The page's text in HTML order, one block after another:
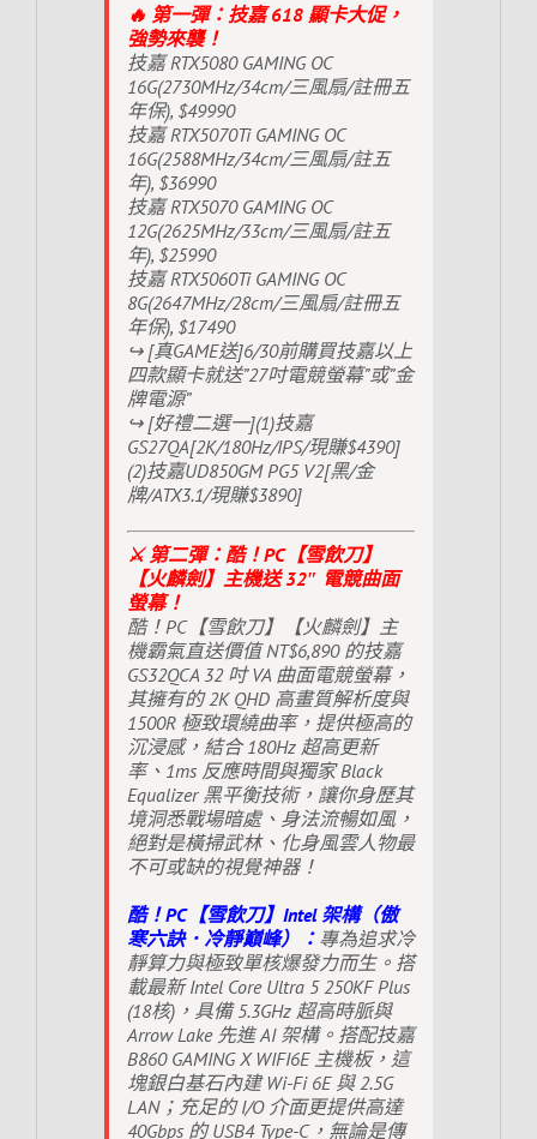
🔥 第一彈：技嘉 618 顯卡大促，
強勢來襲！
技嘉 RTX5080 GAMING OC
16G(2730MHz/34cm/三風扇/註冊五
年保), $49990
技嘉 RTX5070Ti GAMING OC
16G(2588MHz/34cm/三風扇/註五
年), $36990
技嘉 RTX5070 GAMING OC
12G(2625MHz/33cm/三風扇/註五
年), $25990
技嘉 RTX5060Ti GAMING OC
8G(2647MHz/28cm/三風扇/註冊五
年保), $17490
↪ [真GAME送]6/30前購買技嘉以上
四款顯卡就送”27吋電競螢幕”或”金
牌電源”
↪ [好禮二選一](1)技嘉
GS27QA[2K/180Hz/IPS/現賺$4390]
(2)技嘉UD850GM PG5 V2[黑/金
牌/ATX3.1/現賺$3890]
⚔️ 第二彈：酷！PC【雪飲刀】
【火麟劍】主機送 32″ 電競曲面
螢幕！
酷！PC【雪飲刀】【火麟劍】主
機霸氣直送價值 NT$6,890 的技嘉
GS32QCA 32 吋 VA 曲面電競螢幕，
其擁有的 2K QHD 高畫質解析度與
1500R 極致環繞曲率，提供極高的
沉浸感，結合 180Hz 超高更新
率、1ms 反應時間與獨家 Black
Equalizer 黑平衡技術，讓你身歷其
境洞悉戰場暗處、身法流暢如風，
絕對是橫掃武林、化身風雲人物最
不可或缺的視覺神器！
酷！PC【雪飲刀】Intel 架構（傲
寒六訣．冷靜巔峰）： 專為追求冷
靜算力與極致單核爆發力而生。搭
載最新 Intel Core Ultra 5 250KF Plus
(18核)，具備 5.3GHz 超高時脈與
Arrow Lake 先進 AI 架構。搭配技嘉
B860 GAMING X WIFI6E 主機板，這
塊銀白基石內建 Wi-Fi 6E 與 2.5G
LAN；充足的 I/O 介面更提供高達
40Gbps 的 USB4 Type-C，無論是傳